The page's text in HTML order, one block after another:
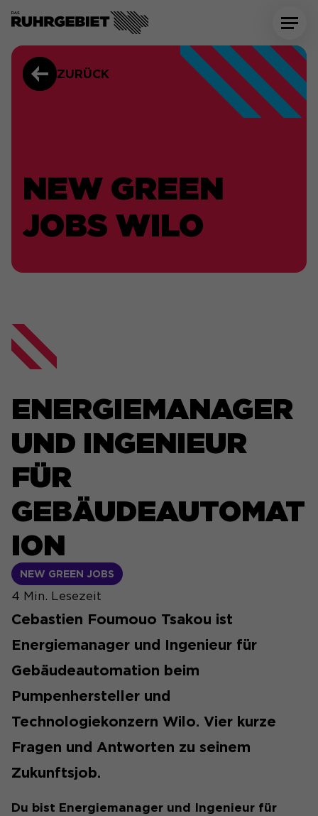
ZURÜCK
NEW GREEN
JOBS WILO
ENERGIEMANAGER
UND INGENIEUR
FÜR
GEBÄUDEAUTOMAT
ION
NEW GREEN JOBS
4 Min. Lesezeit
Cebastien Foumouo Tsakou ist
Energiemanager und Ingenieur für
Gebäudeautomation beim
Pumpenhersteller und
Technologiekonzern Wilo. Vier kurze
Fragen und Antworten zu seinem
Zukunftsjob.
Du bist Energiemanager und Ingenieur für